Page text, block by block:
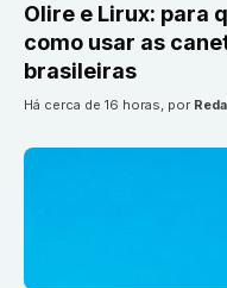
Olire e Lirux: para
como usar as
brasileiras
há cerca de 16 horas, por